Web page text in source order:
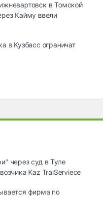
в Томской
Кайму ввели
в Кузбасс ограничат
через суд в Туле
Kaz TralServiece
фирма по